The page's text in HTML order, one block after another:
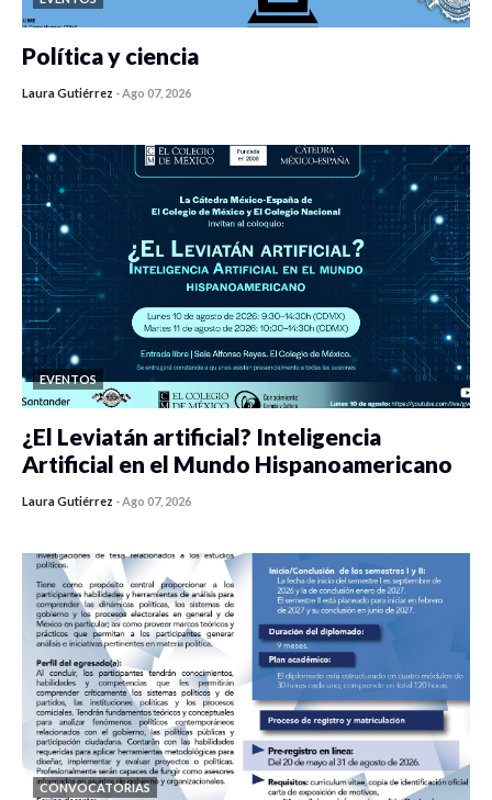
Política y ciencia
Laura Gutiérrez -Ago 07, 2026
EVENTOS
¿El Leviatán artificial? Inteligencia
Artificial en el Mundo Hispanoamericano
Laura Gutiérrez -Ago 07, 2026
CONVOCATORIAS